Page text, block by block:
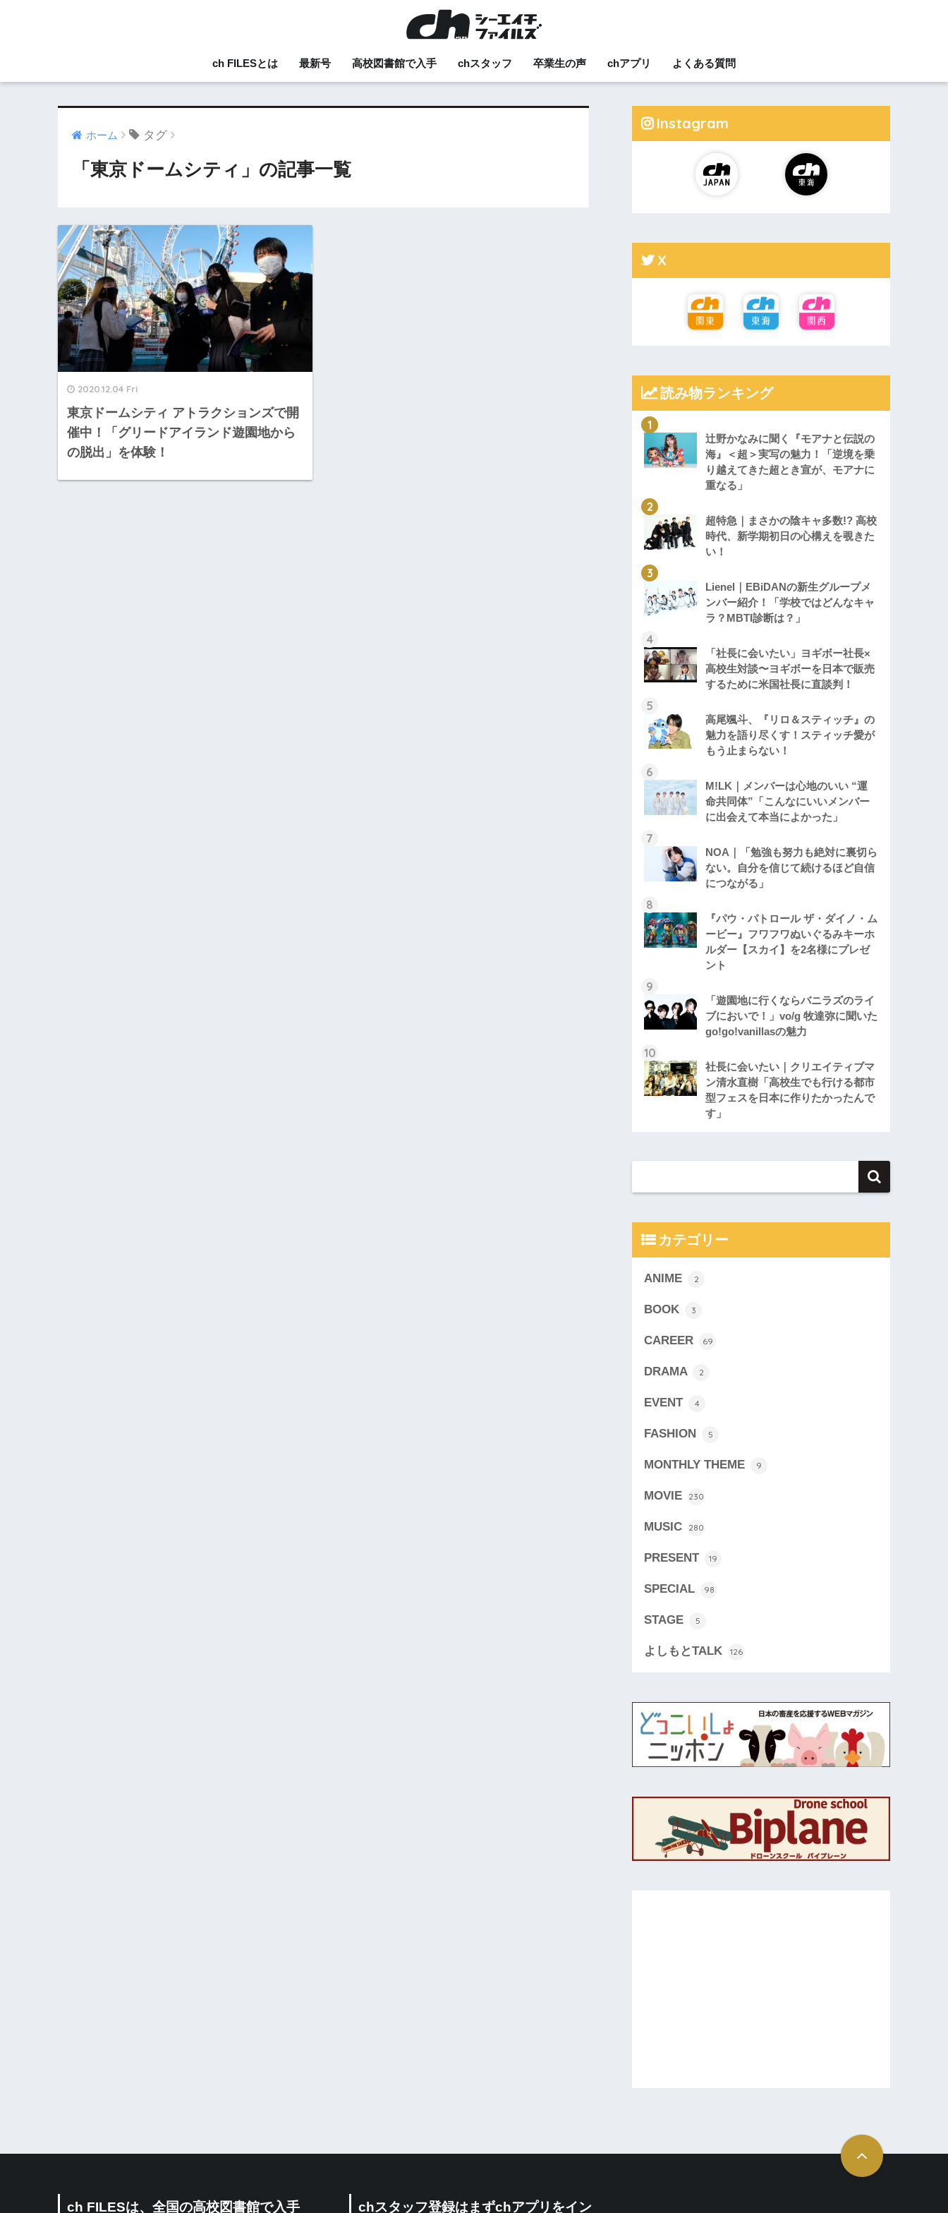
ch FILESとは 最新号 高校図書館で入手 chスタッフ 卒業生の声 chアプリ よくある質問
ホーム タグ
「東京ドームシティ」の記事一覧
2020.12.04 Fri
東京ドームシティ アトラクションズで開
催中！「グリードアイランド遊園地から
の脱出」を体験！
Instagram
X
読み物ランキング
辻野かなみに聞く『モアナと伝説の
海』＜超＞実写の魅力！「逆境を乗
り越えてきた超とき宣が、モアナに
重なる」
超特急｜まさかの陰キャ多数!? 高校
時代、新学期初日の心構えを覗きた
い！
Lienel｜EBiDANの新生グループメ
ンバー紹介！「学校ではどんなキャ
ラ？MBTI診断は？」
「社長に会いたい」ヨギボー社長×
高校生対談〜ヨギボーを日本で販売
するために米国社長に直談判！
高尾颯斗、『リロ＆スティッチ』の
魅力を語り尽くす！スティッチ愛が
もう止まらない！
M!LK｜メンバーは心地のいい “運
命共同体”「こんなにいいメンバー
に出会えて本当によかった」
NOA｜「勉強も努力も絶対に裏切ら
ない。自分を信じて続けるほど自信
につながる」
『パウ・パトロール ザ・ダイノ・ム
ービー』フワフワぬいぐるみキーホ
ルダー【スカイ】を2名様にプレゼ
ント
「遊園地に行くならバニラズのライ
ブにおいで！」vo/g 牧達弥に聞いた
go!go!vanillasの魅力
社長に会いたい｜クリエイティブマ
ン清水直樹「高校生でも行ける都市
型フェスを日本に作りたかったんで
す」
カテゴリー
ANIME 2
BOOK 3
CAREER 69
DRAMA 2
EVENT 4
FASHION 5
MONTHLY THEME 9
MOVIE 230
MUSIC 280
PRESENT 19
SPECIAL 98
STAGE 5
よしもとTALK 126
ch FILESは、全国の高校図書館で入手 chスタッフ登録はまずchアプリをイン